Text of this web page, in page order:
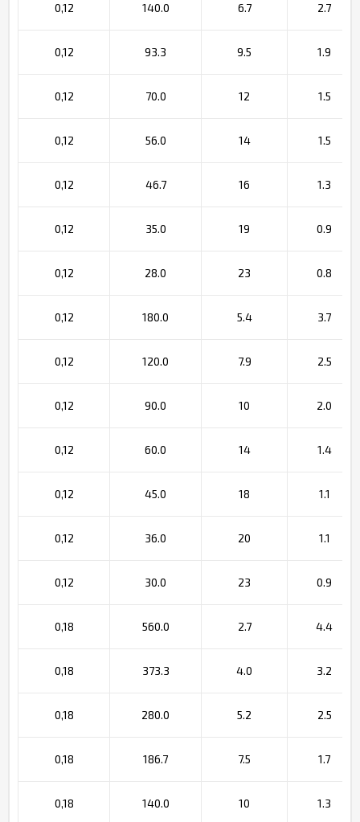
0,12 140.0 6.7 2.7
0,12 93.3 9.5 1.9
0,12 70.0 12 1.5
0,12 56.0 14 1.5
0,12 46.7 16 1.3
0,12 35.0 19 0.9
0,12 28.0 23 0.8
0,12 180.0 5.4 3.7
0,12 120.0 7.9 2.5
0,12 90.0 10 2.0
0,12 60.0 14 1.4
0,12 45.0 18 1.1
0,12 36.0 20 1.1
0,12 30.0 23 0.9
0,18 560.0 2.7 4.4
0,18 373.3 4.0 3.2
0,18 280.0 5.2 2.5
0,18 186.7 7.5 1.7
0,18 140.0 10 1.3